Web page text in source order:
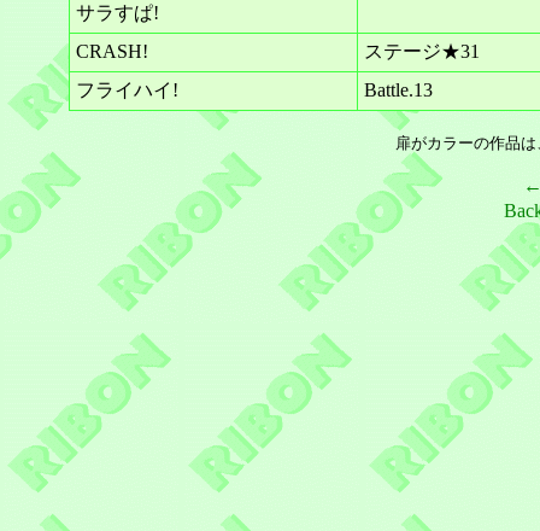
サラすぱ!
CRASH!
ステージ★31
フライハイ!
Battle.13
扉がカラーの作品